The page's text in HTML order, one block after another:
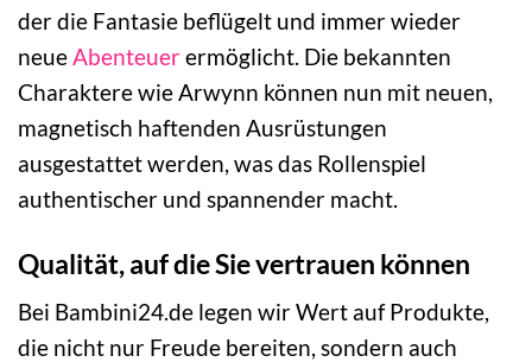
der die Fantasie beflügelt und immer wieder
neueAbenteuerermöglicht. Die bekannten
Charaktere wie Arwynn können nun mit neuen,
magnetisch haftenden Ausrüstungen
ausgestattet werden, was das Rollenspiel
authentischer und spannender macht.
Qualität, auf die Sie vertrauen können
Bei Bambini24.de legen wir Wert auf Produkte,
die nicht nur Freude bereiten, sondern auch